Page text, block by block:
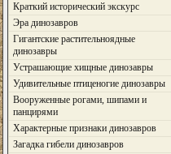
Краткий исторический экскурс
Эра динозавров
Гигантские растительноядные
динозавры
Устрашающие хищные динозавры
Удивительные птиценогие динозавры
Вооруженные рогами, шипами и
панцирями
Характерные признаки динозавров
Загадка гибели динозавров